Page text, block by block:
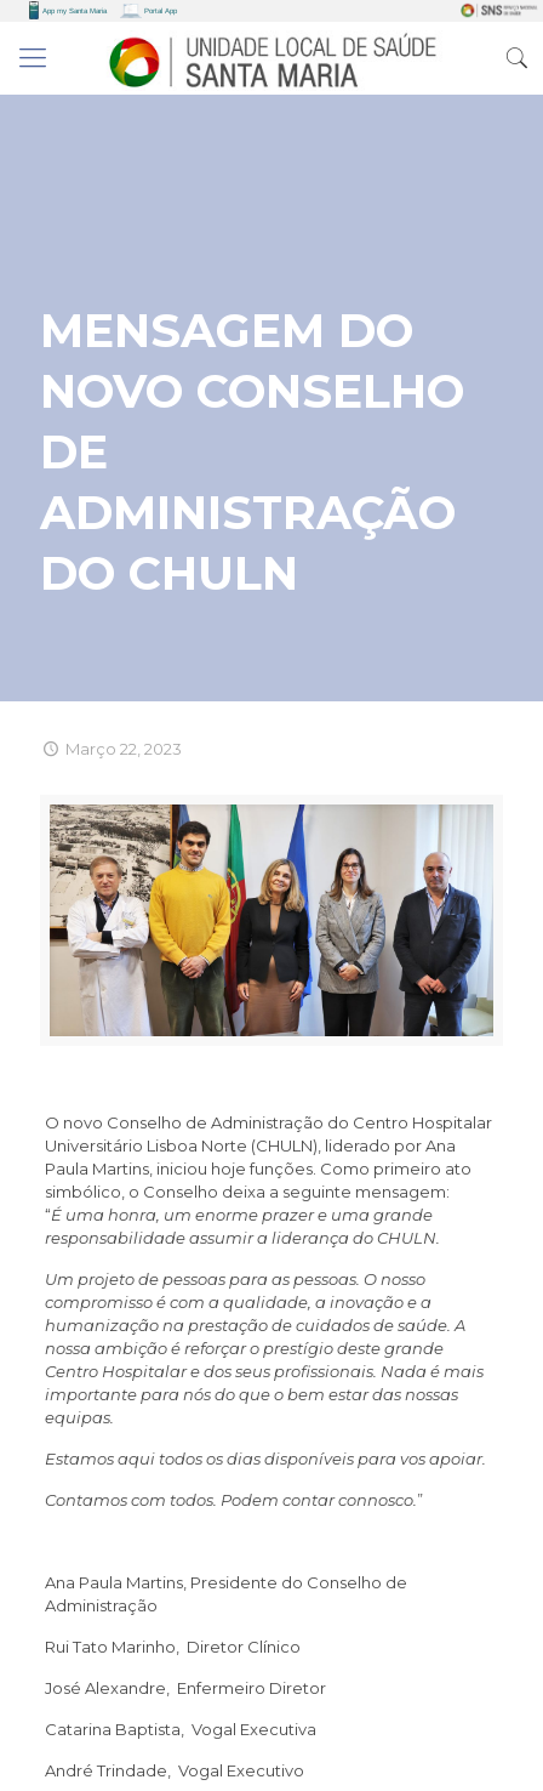
MENSAGEM DO
NOVO CONSELHO
DE
ADMINISTRAÇÃO
DO CHULN
Março 22, 2023
O novo Conselho de Administração do Centro Hospitalar
Universitário Lisboa Norte (CHULN), liderado por Ana
Paula Martins, iniciou hoje funções. Como primeiro ato
simbólico, o Conselho deixa a seguinte mensagem:
“É uma honra, um enorme prazer e uma grande
responsabilidade assumir a liderança do CHULN.
Um projeto de pessoas para as pessoas. O nosso
compromisso é com a qualidade, a inovação e a
humanização na prestação de cuidados de saúde. A
nossa ambição é reforçar o prestígio deste grande
Centro Hospitalar e dos seus profissionais. Nada é mais
importante para nós do que o bem estar das nossas
equipas.
Estamos aqui todos os dias disponíveis para vos apoiar.
Contamos com todos. Podem contar connosco. ”
Ana Paula Martins, Presidente do Conselho de
Administração
Rui Tato Marinho, Diretor Clínico
José Alexandre, Enfermeiro Diretor
Catarina Baptista, Vogal Executiva
André Trindade, Vogal Executivo